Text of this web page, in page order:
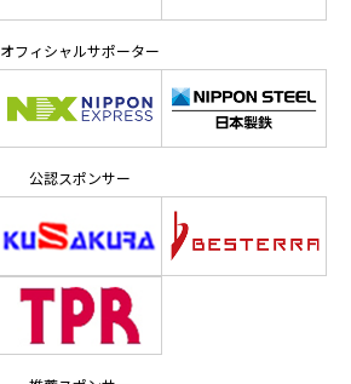
オフィシャルサポーター
公認スポンサー